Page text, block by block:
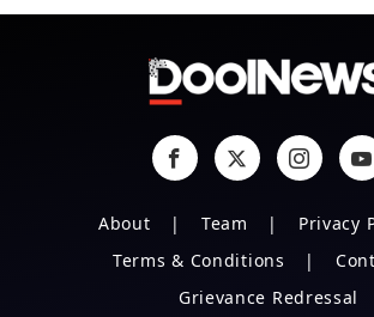
About Team
Privacy
Terms & Conditions
Grievance Redressal